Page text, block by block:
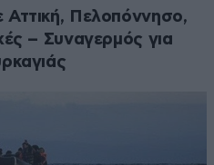
Πελοπόννησο,
– Συναγερμός για